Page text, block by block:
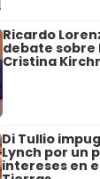
Ricardo
debate sobre
Cristina
Di Tullio
Lynch por un
intereses en